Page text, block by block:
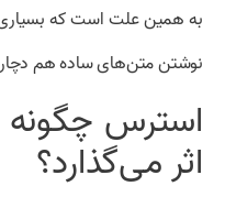
به همین علت است که بسیاری
نوشتن متن‌های ساده هم
استرس چگونه
اثر می‌گذارد؟